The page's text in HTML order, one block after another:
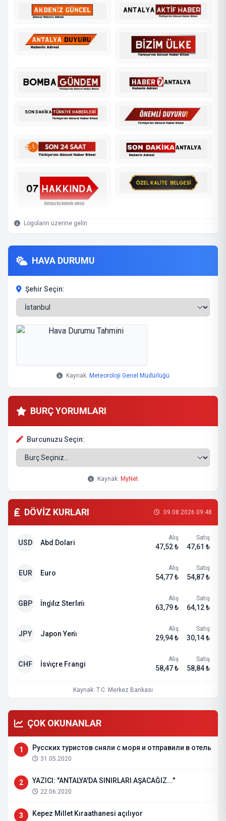
Logoların üzerine gelin
HAVA DURUMU
Şehir Seçin:
Kaynak: Meteoroloji Genel Müdürlüğü
BURÇ YORUMLARI
Burcunuzu Seçin:
Kaynak: MyNet
DÖVİZ KURLARI 09.08.2026 09:48
USD Abd Dolari
Alış
47,52 ₺
Satış
47,61 ₺
EUR Euro
Alış
54,77 ₺
Satış
54,87 ₺
GBP İngi̇li̇z Sterli̇ni̇
Alış
63,79 ₺
Satış
64,12 ₺
JPY Japon Yeni̇
Alış
29,94 ₺
Satış
30,14 ₺
CHF İsvi̇çre Frangi
Alış
58,47 ₺
Satış
58,84 ₺
Kaynak: T.C. Merkez Bankası
ÇOK OKUNANLAR
1 Русских туристов сняли с моря и отправили в отель
31.05.2020
2 YAZICI: "ANTALYA'DA SINIRLARI AŞACAĞIZ..."
22.06.2020
3 Kepez Millet Kıraathanesi açılıyor